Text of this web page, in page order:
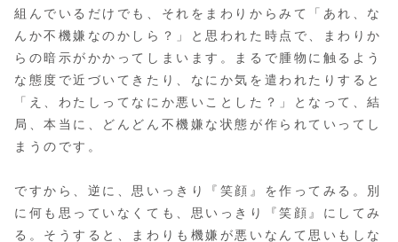
組んでいるだけでも、それをまわりからみて「あれ、な
んか不機嫌なのかしら？」と思われた時点で、まわりか
らの暗示がかかってしまいます。まるで腫物に触るよう
な態度で近づいてきたり、なにか気を遣われたりすると
「え、わたしってなにか悪いことした？」となって、結
局、本当に、どんどん不機嫌な状態が作られていってし
まうのです。
ですから、逆に、思いっきり『笑顔』を作ってみる。別
に何も思っていなくても、思いっきり『笑顔』にしてみ
る。そうすると、まわりも機嫌が悪いなんて思いもしな